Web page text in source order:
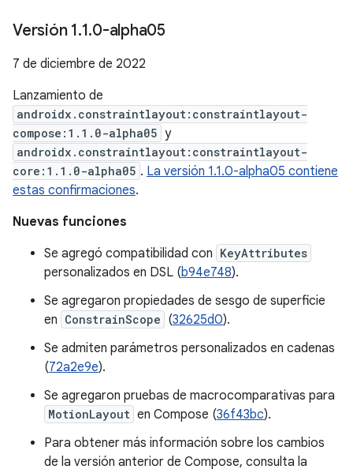
Versión 1.1.0-alpha05
7 de diciembre de 2022
Lanzamiento de
androidx.constraintlayout:constraintlayout-
compose:1.1.0-alpha05 y
androidx.constraintlayout:constraintlayout-
core:1.1.0-alpha05 . La versión 1.1.0-alpha05 contiene
estas confirmaciones.
Nuevas funciones
Se agregó compatibilidad con KeyAttributes
personalizados en DSL (b94e748).
Se agregaron propiedades de sesgo de superficie
en ConstrainScope (32625d0).
Se admiten parámetros personalizados en cadenas
(72a2e9e).
Se agregaron pruebas de macrocomparativas para
MotionLayout en Compose (36f43bc).
Para obtener más información sobre los cambios
de la versión anterior de Compose, consulta la